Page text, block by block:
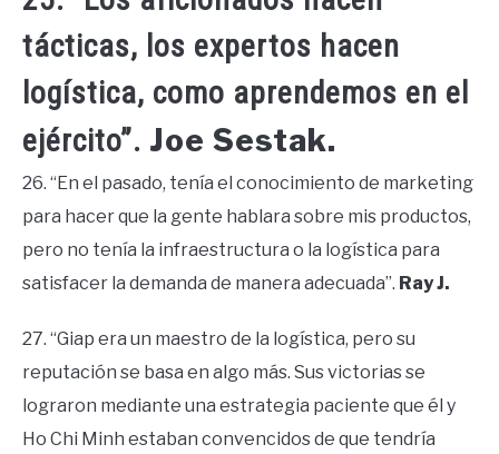
tácticas, los expertos hacen
logística, como aprendemos en el
ejército”. Joe Sestak.
26. “En el pasado, tenía el conocimiento de marketing
para hacer que la gente hablara sobre mis productos,
pero no tenía la infraestructura o la logística para
satisfacer la demanda de manera adecuada”. Ray J.
27. “Giap era un maestro de la logística, pero su
reputación se basa en algo más. Sus victorias se
lograron mediante una estrategia paciente que él y
Ho Chi Minh estaban convencidos de que tendría